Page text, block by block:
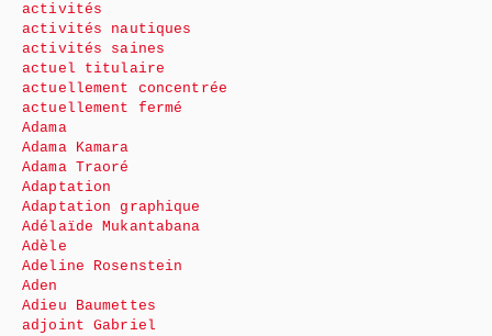
activités
activités nautiques
activités saines
actuel titulaire
actuellement concentrée
actuellement fermé
Adama
Adama Kamara
Adama Traoré
Adaptation
Adaptation graphique
Adélaïde Mukantabana
Adèle
Adeline Rosenstein
Aden
Adieu Baumettes
adjoint Gabriel